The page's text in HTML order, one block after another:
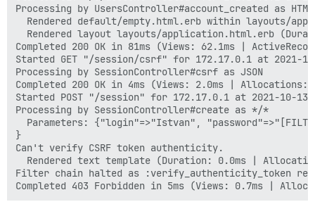
Processing by UsersController#account_created as HTML
Rendered default/empty.html.erb within layouts/
Rendered layout layouts/application.html.erb
Completed 200 OK in 81ms (Views: 62.1ms |
Started GET "/session/csrf" for 172.17.0.1 at 2021-
Processing by SessionController#csrf as JSON
Completed 200 OK in 4ms (Views: 2.0ms | Allocations:
Started POST "/session" for 172.17.0.1 at 2021-10-13
Processing by SessionController#create as */*
Parameters: {"login"=>"Istvan",
}
Can't verify CSRF token authenticity.
Rendered text template (Duration: 0.0ms |
Filter chain halted as :verify_authenticity_token